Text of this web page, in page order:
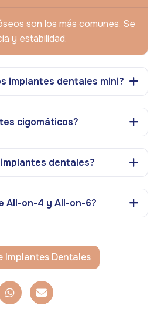
son los más comunes. Se
y estabilidad.
implantes dentales mini?
cigomáticos?
dentales?
All-on-4 y All-on-6?
Implantes Dentales